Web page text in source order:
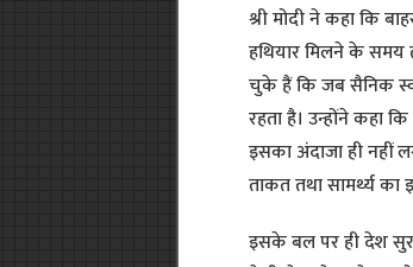
श्री मोदी ने कहा कि
हथियार मिलने के
चुके हैं कि जब सैनिक
रहता है। उन्होंने कहा
इसका अंदाजा ही नहीं
ताकत तथा सामर्थ्य का
इसके बल पर ही देश